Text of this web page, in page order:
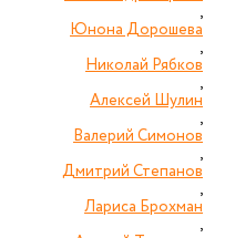
,
Юнона Дорошева
,
Николай Рябков
,
Алексей Шулин
,
Валерий Симонов
,
Дмитрий Степанов
,
Лариса Брохман
,